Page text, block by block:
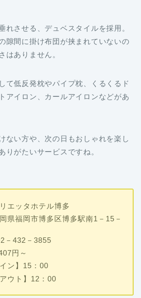
れさせる、デュベスタイルを採用。
隙間に掛け布団が挟まれていないの
はありません。
て低反発枕やパイプ枕、くるくるド
アイロン、カールアイロンなどがあ
ない方や、次の日もおしゃれを楽し
りがたいサービスですね。
エッタホテル博多
県福岡市博多区博多駅南1－15－
－432－3855
円～
ン】15：00
ウト】12：00